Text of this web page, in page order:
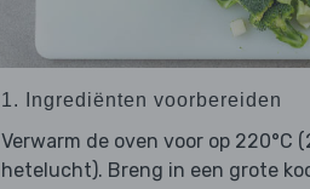
1. Ingrediënten voorbereiden
Verwarm de oven voor op 220°C
hetelucht). Breng in een grote